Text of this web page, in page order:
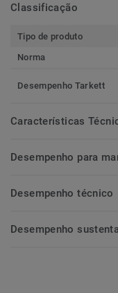
Classificação
Tipo de produto
Norma
Desempenho Tarkett
Características
Desempenho para
Desempenho técnico
Desempenho